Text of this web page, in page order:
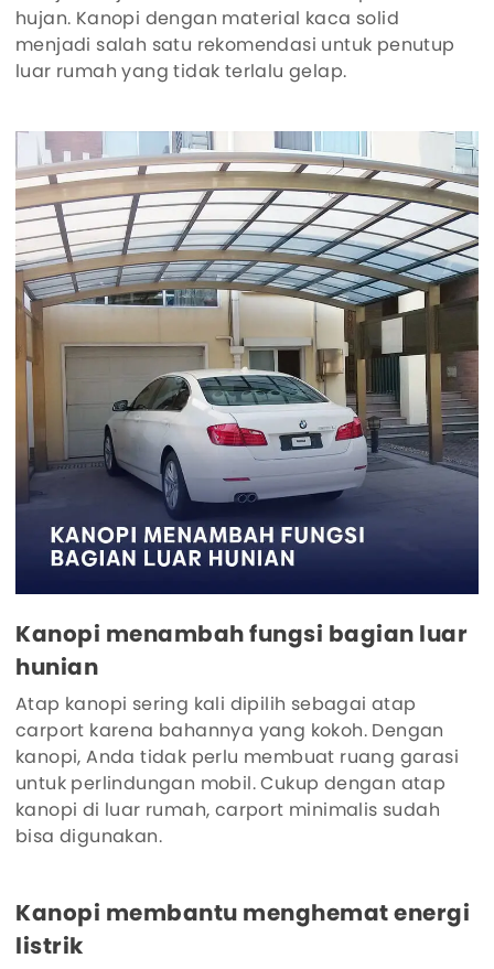
hujan. Kanopi dengan material kaca solid
menjadi salah satu rekomendasi untuk penutup
luar rumah yang tidak terlalu gelap.
Kanopi menambah fungsi bagian luar
hunian
Atap kanopi sering kali dipilih sebagai atap
carport karena bahannya yang kokoh. Dengan
kanopi, Anda tidak perlu membuat ruang garasi
untuk perlindungan mobil. Cukup dengan atap
kanopi di luar rumah, carport minimalis sudah
bisa digunakan.
Kanopi membantu menghemat energi
listrik